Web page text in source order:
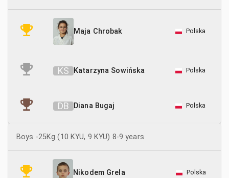
Maja Chrobak Polska
KS Katarzyna Sowińska Polska
DB Diana Bugaj Polska
Boys -25Kg (10 KYU, 9 KYU) 8-9 years
Nikodem Grela Polska